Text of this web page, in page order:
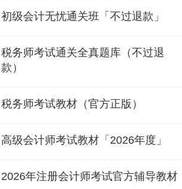
初级会计无忧通关班「不过退款」
税务师考试通关全真题库（不过退
款）
税务师考试教材（官方正版）
高级会计师考试教材「2026年度」
2026年注册会计师考试官方辅导教材